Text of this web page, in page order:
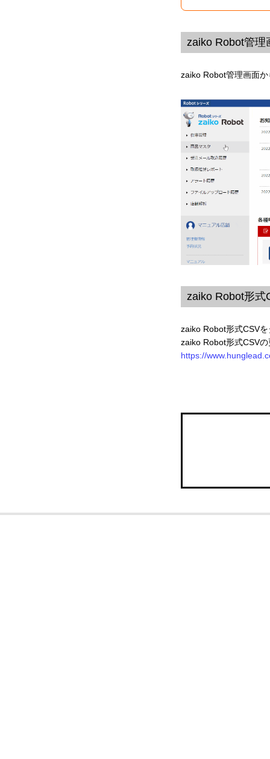
zaiko Robot管理
zaiko Robot管理画面
zaiko Robot形式
zaiko Robot形式CSV
zaiko Robot形式CSV
https://